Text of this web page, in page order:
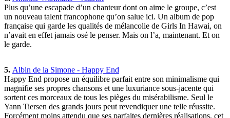
Plus qu’une escapade d’un chanteur dont on aime le groupe, c’est
un nouveau talent francophone qu’on salue ici. Un album de pop
française qui garde les qualités de mélancolie de Girls In Hawai, on
n’avait en effet jamais osé le penser. Mais on l’a, maintenant. Et on
le garde.
5. Albin de la Simone - Happy End
Happy End propose un équilibre parfait entre son minimalisme qui
magnifie ses propres chansons et une luxuriance sous-jacente qui
sortent ces morceaux de tous les pièges du misérabilisme. Seul le
Yann Tiersen des grands jours peut revendiquer une telle réussite.
Forcément moins attendu que ses parfaites dernières réalisations, cet